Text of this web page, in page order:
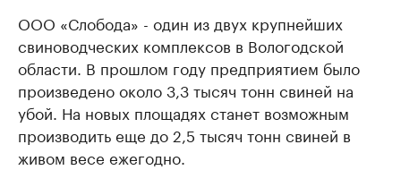
ООО «Слобода» - один из двух крупнейших
свиноводческих комплексов в Вологодской
области. В прошлом году предприятием было
произведено около 3,3 тысяч тонн свиней на
убой. На новых площадях станет возможным
производить еще до 2,5 тысяч тонн свиней в
живом весе ежегодно.